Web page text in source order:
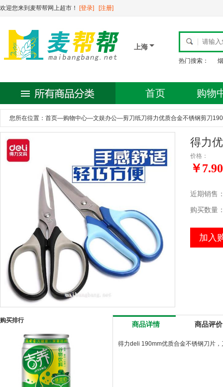
欢迎您来到麦帮帮网上超市！ [登录] [注册]
上海
热门搜索： 烟
首页 购物
您所在位置： 首页—购物中心—文娱办公—剪刀纸刀得力优质合金不锈钢剪刀
得力
价格：
￥7.90
近期销售
购买数量
加入
购买排行 商品详情 商品评价
得力deli 190mm优质合金不锈钢刀片